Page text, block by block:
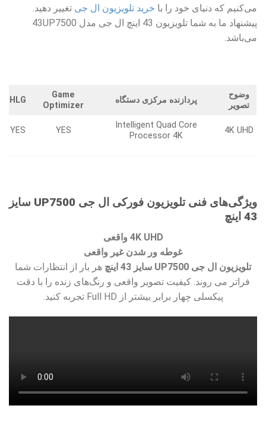
می‌کنیم که دنیای خود را با خرید تلویزیون‌ ال جی تغییر دهید.
پیشنهاد ما به شما تلویزیون 43 اینچ ال جی مدل 43UP7500
می‌باشد.
وضوح
تصویر
پردازنده مرکزی دستگاه
Game
Optimizer
HLG
4K UHD
Intelligent Quad Core
Processor 4K
YES
YES
ویژگی‌های فنی
تلویزیون فورکی ال جی UP7500 سایز
43 اینچ
4K UHD واقعی
غوطه ور شدن غیر واقعی
تلویزیون ال جی UP7500 سایز 43 اینچ
هر بار از انتظارات شما
فراتر می روند. کیفیت تصویر واقعی و رنگ‌های زنده را با دقت
پیکسلی چهار برابر بیشتر از Full HD تجربه کنید.